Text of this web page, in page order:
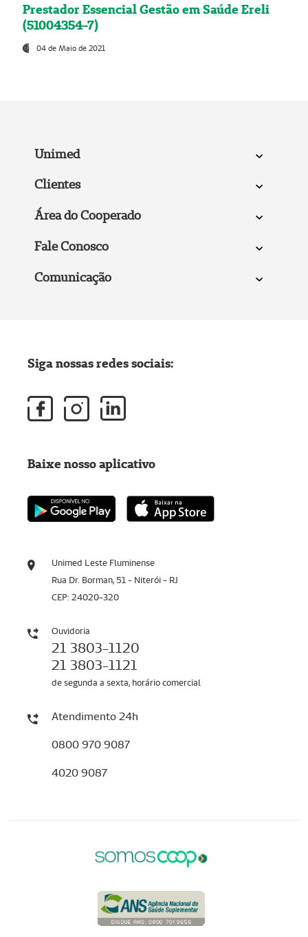
Prestador Essencial Gestão em Saúde Ereli
(51004354-7)
04 de Maio de 2021
Unimed
Clientes
Área do Cooperado
Fale Conosco
Comunicação
Unimed Leste Fluminense
Rua Dr. Borman, 51 - Niterói - RJ
CEP: 24020-320
Ouvidoria
21 3803-1120
21 3803-1121
de segunda a sexta, horário comercial
Atendimento 24h
0800 970 9087
4020 9087
Siga nossas redes sociais:
Baixe nosso aplicativo